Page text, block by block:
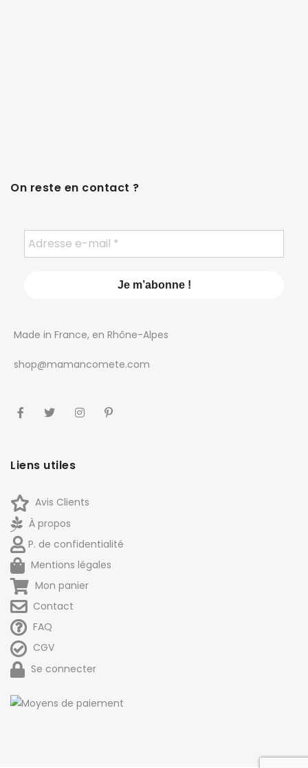
On reste en contact ?
Made in France, en Rhône-Alpes
shop@mamancomete.com
Liens utiles
Avis Clients
À propos
P. de confidentialité
Mentions légales
Mon panier
Contact
FAQ
CGV
Se connecter